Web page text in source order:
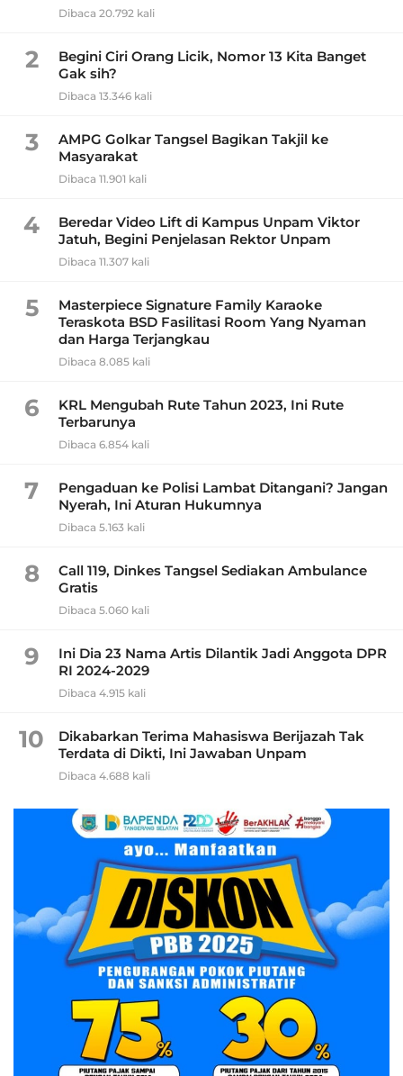
Dibaca 20.792 kali
2
Begini Ciri Orang Licik, Nomor 13 Kita Banget
Gak sih?
Dibaca 13.346 kali
3
AMPG Golkar Tangsel Bagikan Takjil ke
Masyarakat
Dibaca 11.901 kali
4
Beredar Video Lift di Kampus Unpam Viktor
Jatuh, Begini Penjelasan Rektor Unpam
Dibaca 11.307 kali
5
Masterpiece Signature Family Karaoke
Teraskota BSD Fasilitasi Room Yang Nyaman
dan Harga Terjangkau
Dibaca 8.085 kali
6
KRL Mengubah Rute Tahun 2023, Ini Rute
Terbarunya
Dibaca 6.854 kali
7
Pengaduan ke Polisi Lambat Ditangani? Jangan
Nyerah, Ini Aturan Hukumnya
Dibaca 5.163 kali
8
Call 119, Dinkes Tangsel Sediakan Ambulance
Gratis
Dibaca 5.060 kali
9
Ini Dia 23 Nama Artis Dilantik Jadi Anggota DPR
RI 2024-2029
Dibaca 4.915 kali
10
Dikabarkan Terima Mahasiswa Berijazah Tak
Terdata di Dikti, Ini Jawaban Unpam
Dibaca 4.688 kali